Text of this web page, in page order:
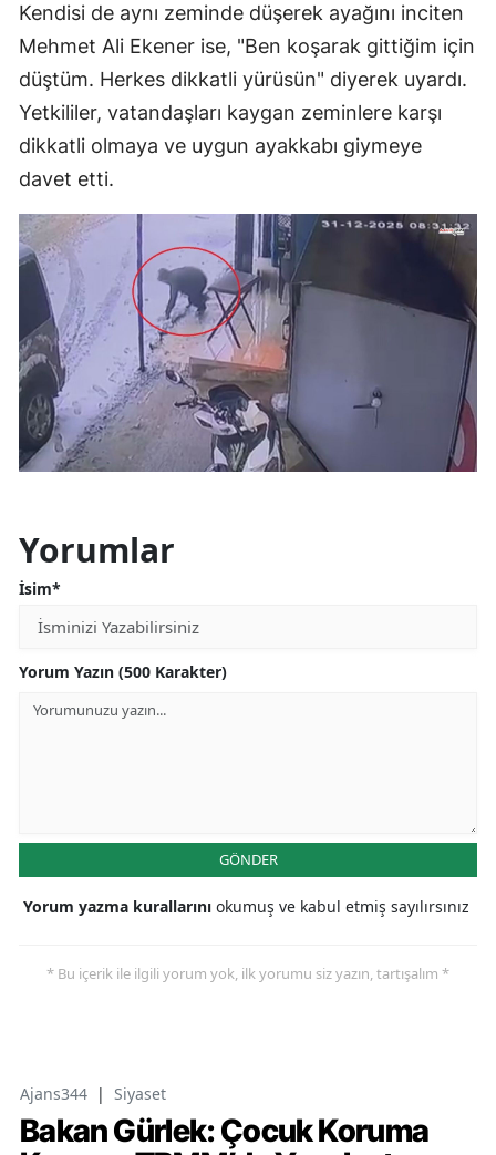
Kendisi de aynı zeminde düşerek ayağını inciten
Mehmet Ali Ekener ise, "Ben koşarak gittiğim için
düştüm. Herkes dikkatli yürüsün" diyerek uyardı.
Yetkililer, vatandaşları kaygan zeminlere karşı
dikkatli olmaya ve uygun ayakkabı giymeye
davet etti.
Yorumlar
İsim*
Yorum Yazın (500 Karakter)
GÖNDER
Yorum yazma kurallarını okumuş ve kabul etmiş sayılırsınız
* Bu içerik ile ilgili yorum yok, ilk yorumu siz yazın, tartışalım *
Ajans344 | Siyaset
Bakan Gürlek: Çocuk Koruma